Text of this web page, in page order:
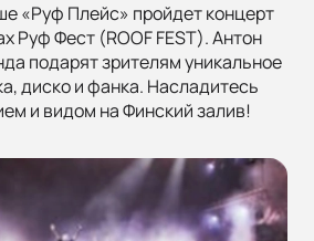
«Руф Плейс» пройдет концерт
Руф Фест (ROOF FEST). Антон
подарят зрителям уникальное
диско и фанка. Насладитесь
и видом на Финский залив!